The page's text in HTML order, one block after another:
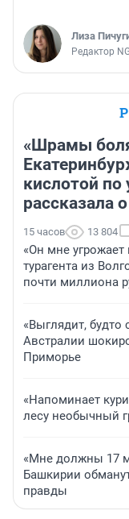
Лиза
Редактор
«Шрамы
кислотой по
рассказала
15 часов 13 804
«Он мне
турагента из
почти миллиона
«Выглядит, будто
Австралии
Приморье
«Напоминает
лесу необычный
«Мне должны 17
Башкирии
правды